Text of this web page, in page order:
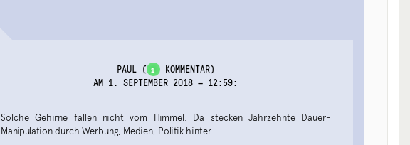
PAUL ( 1 KOMMENTAR)
AM 1. SEPTEMBER 2018 — 12:59:
Solche Gehirne fallen nicht vom Himmel. Da stecken Jahrzehnte Dauer-
Manipulation durch Werbung, Medien, Politik hinter.